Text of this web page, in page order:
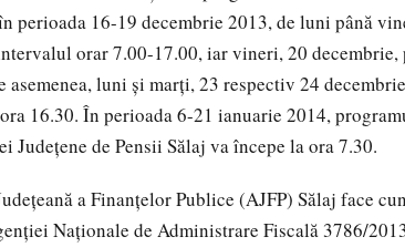
perioada 16-19 decembrie 2013, de luni până
orar 7.00-17.00, iar vineri, 20 decembrie,
asemenea, luni şi marţi, 23 respectiv 24
16.30. În perioada 6-21 ianuarie 2014,
de Pensii Sălaj va începe la ora 7.30.
a Finanţelor Publice (AJFP) Sălaj face
Naţionale de Administrare Fiscală 3786/